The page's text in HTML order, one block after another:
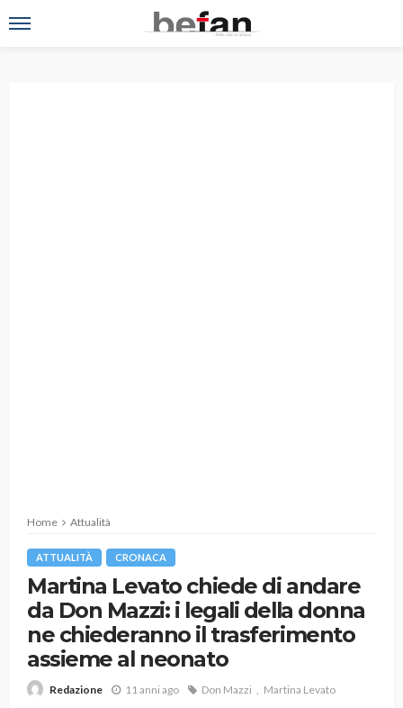
Home Attualità
ATTUALITÀ CRONACA
Martina Levato chiede di andare
da Don Mazzi: i legali della donna
ne chiederanno il trasferimento
assieme al neonato
Redazione 11 anni ago Don Mazzi Martina Levato